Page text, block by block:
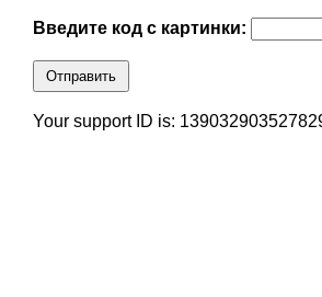
Введите код с картинки:
Отправить
Your support ID is: